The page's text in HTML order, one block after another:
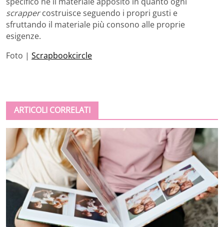
scrappercostruisce seguendo i propri gusti e
sfruttando il materiale più consono alle proprie
esigenze.
Foto | Scrapbookcircle
ARTICOLI CORRELATI